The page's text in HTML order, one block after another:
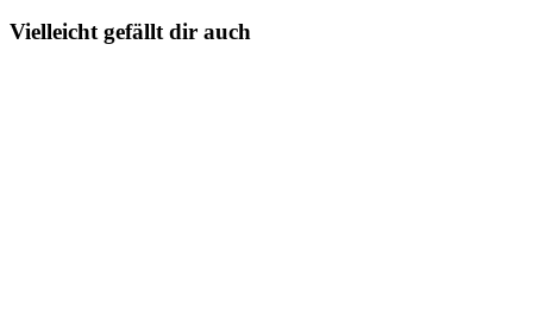
Vielleicht gefällt dir auch